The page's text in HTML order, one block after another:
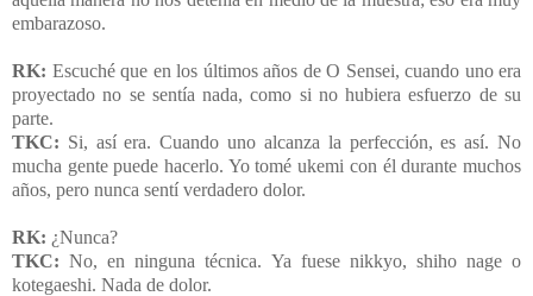
embarazoso.
RK: Escuché que en los últimos años de O Sensei, cuando uno era
proyectado no se sentía nada, como si no hubiera esfuerzo de su
parte.
TKC: Si, así era. Cuando uno alcanza la perfección, es así. No
mucha gente puede hacerlo. Yo tomé ukemi con él durante muchos
años, pero nunca sentí verdadero dolor.
RK: ¿Nunca?
TKC: No, en ninguna técnica. Ya fuese nikkyo, shiho nage o
kotegaeshi. Nada de dolor.